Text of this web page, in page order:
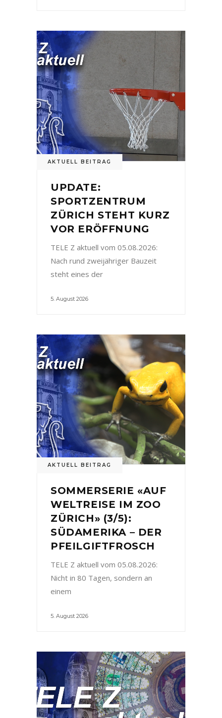
AKTUELL BEITRAG
UPDATE:
SPORTZENTRUM
ZÜRICH STEHT KURZ
VOR ERÖFFNUNG
TELE Z aktuell vom 05.08.2026:
Nach rund zweijähriger Bauzeit
steht eines der
5. August 2026
AKTUELL BEITRAG
SOMMERSERIE «AUF
WELTREISE IM ZOO
ZÜRICH» (3/5):
SÜDAMERIKA – DER
PFEILGIFTFROSCH
TELE Z aktuell vom 05.08.2026:
Nicht in 80 Tagen, sondern an
einem
5. August 2026